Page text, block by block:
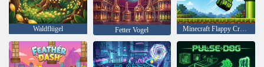
Waldflügel Fetter Vogel Minecraft Flappy Creeper